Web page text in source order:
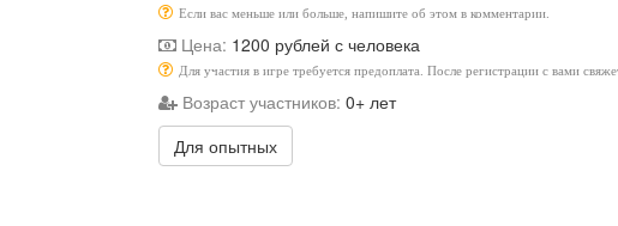
Если вас меньше или больше, напишите об этом в комментарии.
Цена: 1200 рублей с человека
Для участия в игре требуется предоплата. После регистрации с вами
Возраст участников: 0+ лет
Для опытных